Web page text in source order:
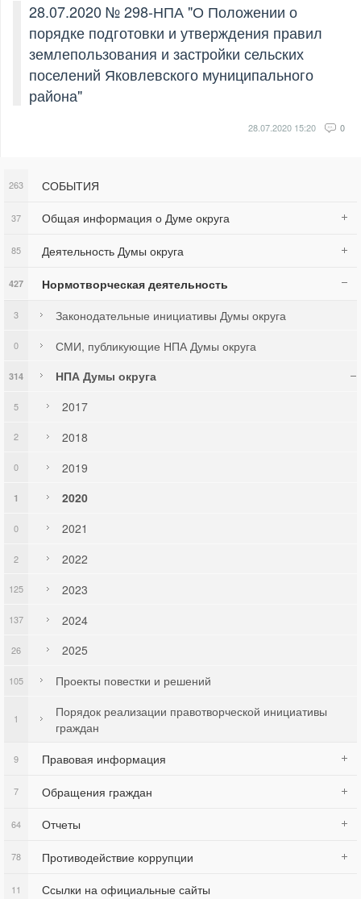
28.07.2020 № 298-НПА "О Положении о
порядке подготовки и утверждения правил
землепользования и застройки сельских
поселений Яковлевского муниципального
района"
28.07.2020 15:20 0
СОБЫТИЯ
263
Общая информация о Думе округа
37
Деятельность Думы округа
85
Нормотворческая деятельность
427
Законодательные инициативы Думы округа
3
СМИ, публикующие НПА Думы округа
0
НПА Думы округа
314
2017
5
2018
2
2019
0
2020
1
2021
0
2022
2
2023
125
2024
137
2025
26
Проекты повестки и решений
105
Порядок реализации правотворческой инициативы
граждан
1
Правовая информация
9
Обращения граждан
7
Отчеты
64
Противодействие коррупции
78
Ссылки на официальные сайты
11